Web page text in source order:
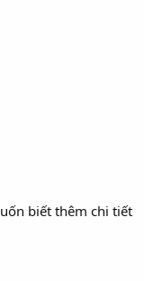
biết thêm chi tiết